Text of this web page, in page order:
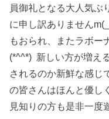
員御礼となる大人気ぶ
に申し訳ありません
もおられ、またラボー
(*^^*) 新しい方が増え
されるのか新鮮な感じ
の皆さんはほんと優し
見知りの方も是非一度